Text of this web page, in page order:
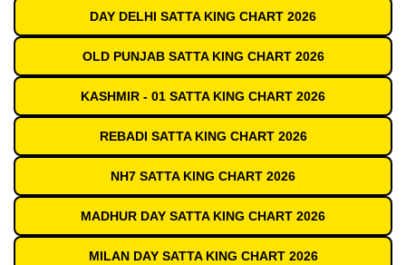
DAY DELHI SATTA KING CHART 2026
OLD PUNJAB SATTA KING CHART 2026
KASHMIR - 01 SATTA KING CHART 2026
REBADI SATTA KING CHART 2026
NH7 SATTA KING CHART 2026
MADHUR DAY SATTA KING CHART 2026
MILAN DAY SATTA KING CHART 2026